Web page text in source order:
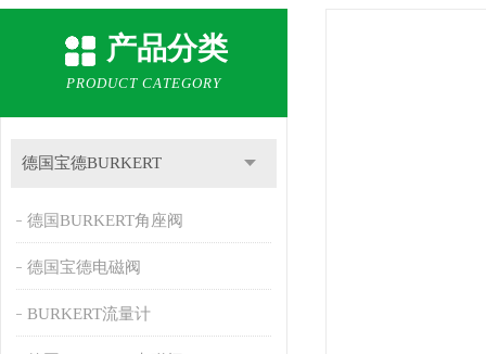
产品分类
PRODUCT CATEGORY
德国宝德BURKERT
德国BURKERT角座阀
德国宝德电磁阀
BURKERT流量计